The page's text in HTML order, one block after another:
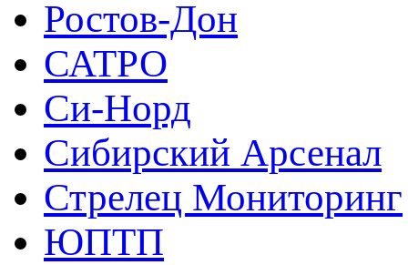
Ростов-Дон
САТРО
Си-Норд
Сибирский Арсенал
Стрелец Мониторинг
ЮПТП